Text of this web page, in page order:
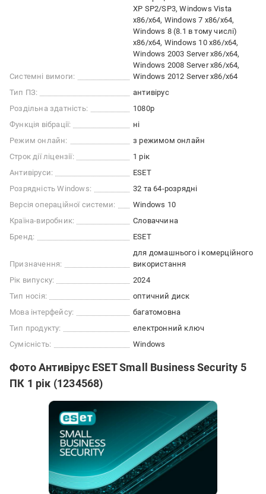
Системні вимоги:
XP SP2/SP3, Windows Vista
x86/x64, Windows 7 x86/x64,
Windows 8 (8.1 в тому числі)
x86/x64, Windows 10 x86/x64,
Windows 2003 Server x86/x64,
Windows 2008 Server x86/x64,
Windows 2012 Server x86/x64
Тип ПЗ:
антивірус
Роздільна здатність:
1080p
Функція вібрації:
ні
Режим онлайн:
з режимом онлайн
Строк дії ліцензії:
1 рік
Антивіруси:
ESET
Розрядність Windows:
32 та 64-розрядні
Версія операційної системи:
Windows 10
Країна-виробник:
Словаччина
Бренд:
ESET
Призначення:
для домашнього і комерційного
використання
Рік випуску:
2024
Тип носія:
оптичний диск
Мова інтерфейсу:
багатомовна
Тип продукту:
електронний ключ
Сумісність:
Windows
Фото Антивірус ESET Small Business Security 5
ПК 1 рік (1234568)